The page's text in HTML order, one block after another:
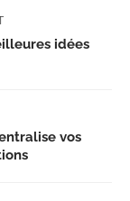
idées
vos